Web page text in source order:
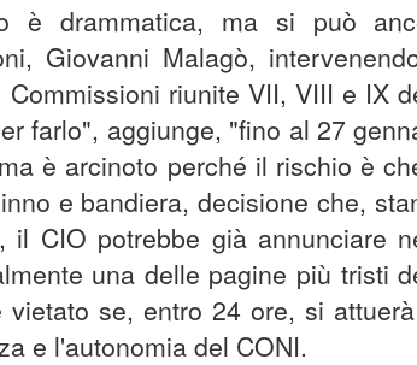
è drammatica, ma si può
Giovanni Malagò,
riunite VII, VIII e IX
farlo", aggiunge, "fino al 27
è arcinoto perché il rischio è
e bandiera, decisione che,
CIO potrebbe già annunciare
una delle pagine più tristi
se, entro 24 ore, si
e l'autonomia del CONI.